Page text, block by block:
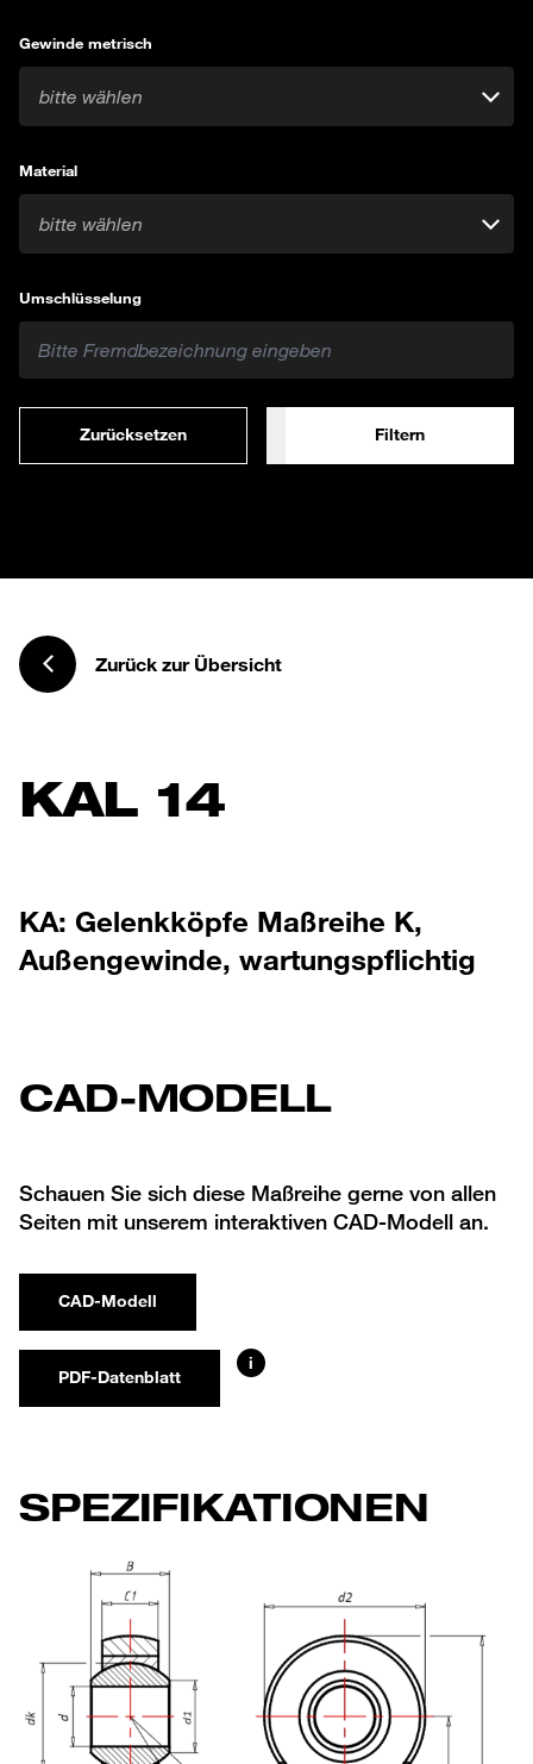
Gewinde metrisch
bitte wählen
Material
bitte wählen
Umschlüsselung
Zurücksetzen Filtern
Zurück zur Übersicht
KAL 14
KA: Gelenkköpfe Maßreihe K,
Außengewinde, wartungspflichtig
CAD-MODELL
Schauen Sie sich diese Maßreihe gerne von allen
Seiten mit unserem interaktiven CAD-Modell an.
CAD-Modell
PDF-Datenblatt
i
SPEZIFIKATIONEN